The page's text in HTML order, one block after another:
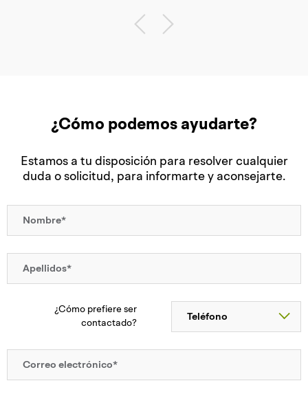
¿Cómo podemos ayudarte?
Estamos a tu disposición para resolver cualquier
duda o solicitud, para informarte y aconsejarte.
¿Cómo prefiere ser
contactado?